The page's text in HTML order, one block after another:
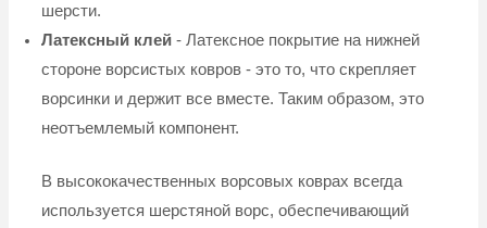
шерсти.
Латексный клей- Латексное покрытие на нижней
стороне ворсистых ковров - это то, что скрепляет
ворсинки и держит все вместе. Таким образом, это
неотъемлемый компонент.
В высококачественных ворсовых коврах всегда
используется шерстяной ворс, обеспечивающий